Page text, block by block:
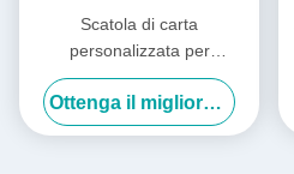
Scatola di carta
personalizzata per
imballaggio, pieghevole, in
carta kraft, con stampa di
motivi, scatola di cartone
Ottenga il migliore prezzo